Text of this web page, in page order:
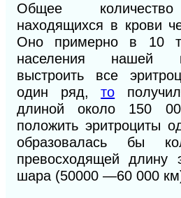
Общее количество
находящихся в крови
Оно примерно в 10
населения нашей
выстроить все
один ряд,то
длиной около 150
положить эритроциты
образовалась бы
превосходящей длину
шара (50000 —60 000